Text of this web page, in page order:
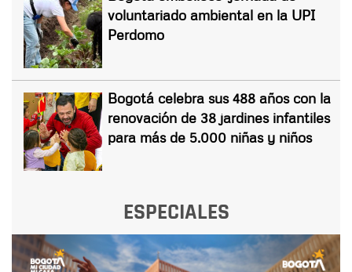
voluntariado ambiental en la UPI
Perdomo
Bogotá celebra sus 488 años con la
renovación de 38 jardines infantiles
para más de 5.000 niñas y niños
ESPECIALES